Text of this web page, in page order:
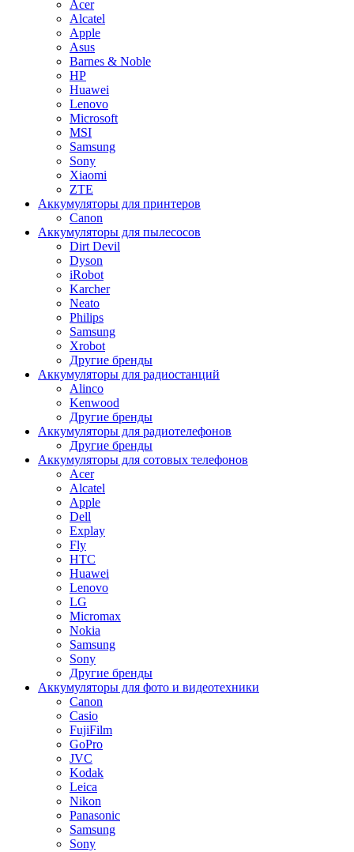
Acer
Alcatel
Apple
Asus
Barnes & Noble
HP
Huawei
Lenovo
Microsoft
MSI
Samsung
Sony
Xiaomi
ZTE
Аккумуляторы для принтеров
Canon
Аккумуляторы для пылесосов
Dirt Devil
Dyson
iRobot
Karcher
Neato
Philips
Samsung
Xrobot
Другие бренды
Аккумуляторы для радиостанций
Alinco
Kenwood
Другие бренды
Аккумуляторы для радиотелефонов
Другие бренды
Аккумуляторы для сотовых телефонов
Acer
Alcatel
Apple
Dell
Explay
Fly
HTC
Huawei
Lenovo
LG
Micromax
Nokia
Samsung
Sony
Другие бренды
Аккумуляторы для фото и видеотехники
Canon
Casio
FujiFilm
GoPro
JVC
Kodak
Leica
Nikon
Panasonic
Samsung
Sony